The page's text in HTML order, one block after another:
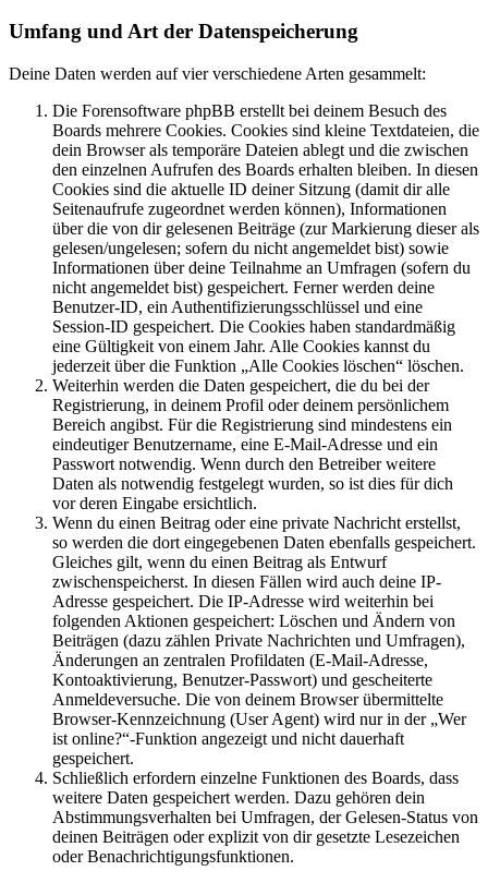
Umfang und Art der Datenspeicherung
Deine Daten werden auf vier verschiedene Arten gesammelt:
Die Forensoftware phpBB erstellt bei deinem Besuch des
Boards mehrere Cookies. Cookies sind kleine Textdateien, die
dein Browser als temporäre Dateien ablegt und die zwischen
den einzelnen Aufrufen des Boards erhalten bleiben. In diesen
Cookies sind die aktuelle ID deiner Sitzung (damit dir alle
Seitenaufrufe zugeordnet werden können), Informationen
über die von dir gelesenen Beiträge (zur Markierung dieser als
gelesen/ungelesen; sofern du nicht angemeldet bist) sowie
Informationen über deine Teilnahme an Umfragen (sofern du
nicht angemeldet bist) gespeichert. Ferner werden deine
Benutzer-ID, ein Authentifizierungsschlüssel und eine
Session-ID gespeichert. Die Cookies haben standardmäßig
eine Gültigkeit von einem Jahr. Alle Cookies kannst du
jederzeit über die Funktion „Alle Cookies löschen“ löschen.
Weiterhin werden die Daten gespeichert, die du bei der
Registrierung, in deinem Profil oder deinem persönlichem
Bereich angibst. Für die Registrierung sind mindestens ein
eindeutiger Benutzername, eine E-Mail-Adresse und ein
Passwort notwendig. Wenn durch den Betreiber weitere
Daten als notwendig festgelegt wurden, so ist dies für dich
vor deren Eingabe ersichtlich.
Wenn du einen Beitrag oder eine private Nachricht erstellst,
so werden die dort eingegebenen Daten ebenfalls gespeichert.
Gleiches gilt, wenn du einen Beitrag als Entwurf
zwischenspeicherst. In diesen Fällen wird auch deine IP-
Adresse gespeichert. Die IP-Adresse wird weiterhin bei
folgenden Aktionen gespeichert: Löschen und Ändern von
Beiträgen (dazu zählen Private Nachrichten und Umfragen),
Änderungen an zentralen Profildaten (E-Mail-Adresse,
Kontoaktivierung, Benutzer-Passwort) und gescheiterte
Anmeldeversuche. Die von deinem Browser übermittelte
Browser-Kennzeichnung (User Agent) wird nur in der „Wer
ist online?“-Funktion angezeigt und nicht dauerhaft
gespeichert.
Schließlich erfordern einzelne Funktionen des Boards, dass
weitere Daten gespeichert werden. Dazu gehören dein
Abstimmungsverhalten bei Umfragen, der Gelesen-Status von
deinen Beiträgen oder explizit von dir gesetzte Lesezeichen
oder Benachrichtigungsfunktionen.